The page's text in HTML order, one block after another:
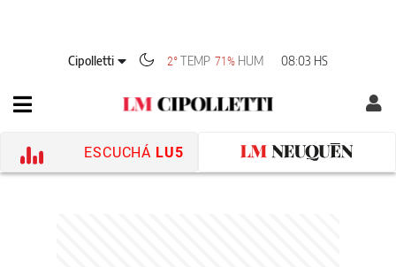
Cipolletti 2° TEMP 71% HUM 08:03 HS
ESCUCHÁ LU5